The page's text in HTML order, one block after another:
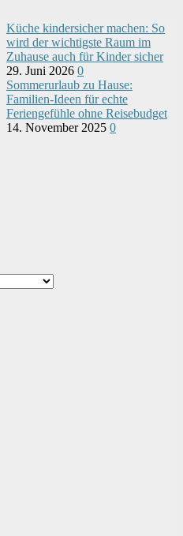
Küche kindersicher machen: So
wird der wichtigste Raum im
Zuhause auch für Kinder sicher
29. Juni 2026 0
Sommerurlaub zu Hause:
Familien-Ideen für echte
Feriengefühle ohne Reisebudget
14. November 2025 0